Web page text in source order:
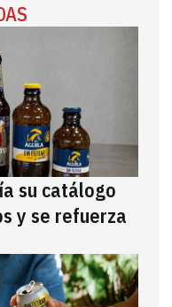
su catálogo
y se refuerza